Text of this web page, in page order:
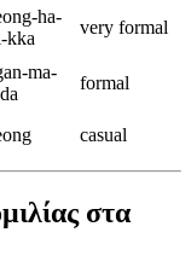
ha-
kka
very formal
ma-
formal
casual
στα